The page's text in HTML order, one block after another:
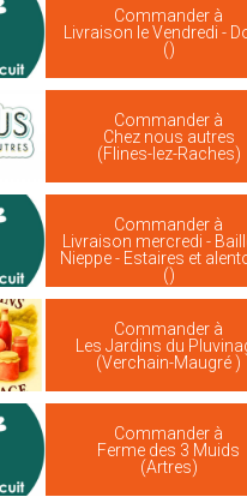
Commander à
Livraison le Vendredi -
()
Commander à
Chez nous autres
(Flines-lez-Raches)
Commander à
Livraison mercredi -
Nieppe - Estaires et
()
Commander à
Les Jardins du
(Verchain-Maugré )
Commander à
Ferme des 3 Muids
(Artres)